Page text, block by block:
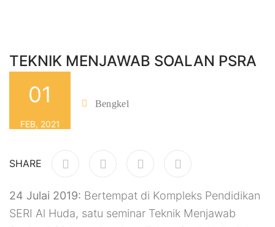
TEKNIK MENJAWAB SOALAN PSRA
By Admin Bengkel
01
FEB, 2021
SHARE
24 Julai 2019: Bertempat di Kompleks Pendidikan
SERI Al Huda, satu seminar Teknik Menjawab